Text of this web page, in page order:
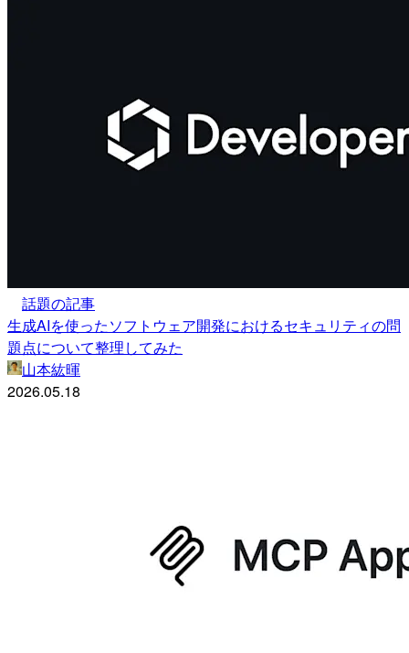
話題の記事
生成AIを使ったソフトウェア開発におけるセキュリティの問
題点について整理してみた
山本紘暉
2026.05.18